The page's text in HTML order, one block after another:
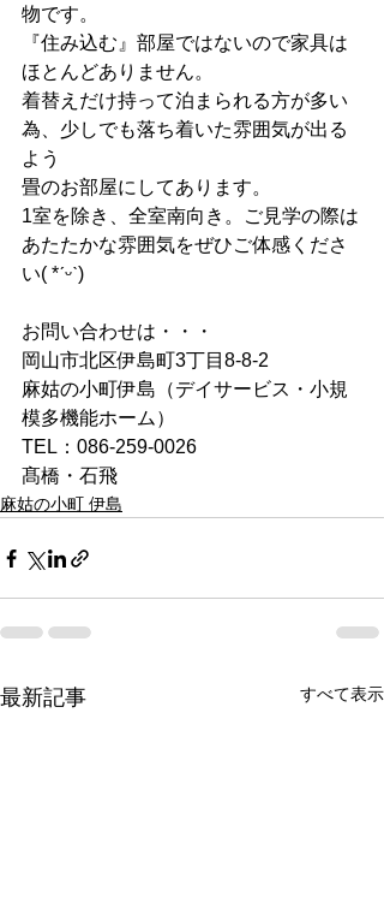
物です。
『住み込む』部屋ではないので家具は
ほとんどありません。
着替えだけ持って泊まられる方が多い
為、少しでも落ち着いた雰囲気が出る
よう
畳のお部屋にしてあります。
1室を除き、全室南向き。ご見学の際は
あたたかな雰囲気をぜひご体感くださ
い( *ˊᵕˋ)
お問い合わせは・・・
岡山市北区伊島町3丁目8-8-2
麻姑の小町伊島（デイサービス・小規
模多機能ホーム）
TEL：086-259-0026
髙橋・石飛
麻姑の小町 伊島
最新記事 すべて表示